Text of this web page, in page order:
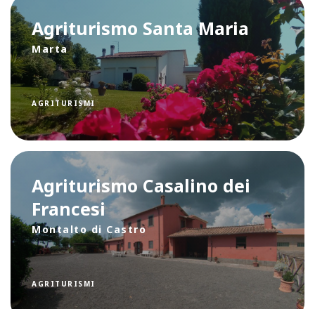
Agriturismo Santa Maria
Marta
AGRITURISMI
Agriturismo Casalino dei
Francesi
Montalto di Castro
AGRITURISMI